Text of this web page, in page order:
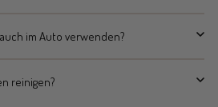
im Auto verwenden?
reinigen?